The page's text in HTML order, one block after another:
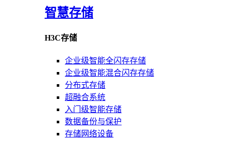
智慧存储
H3C存储
企业级智能全闪存存储
企业级智能混合闪存存储
分布式存储
超融合系统
入门级智能存储
数据备份与保护
存储网络设备